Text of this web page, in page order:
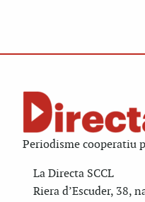
Periodisme cooperatiu
La Directa SCCL
Riera d’Escuder, 38,